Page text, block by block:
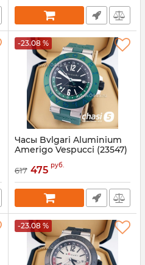
-23.08 %
Часы Bvlgari Aluminium
Amerigo Vespucci (23547)
23547
617 475 руб.
-23.08 %